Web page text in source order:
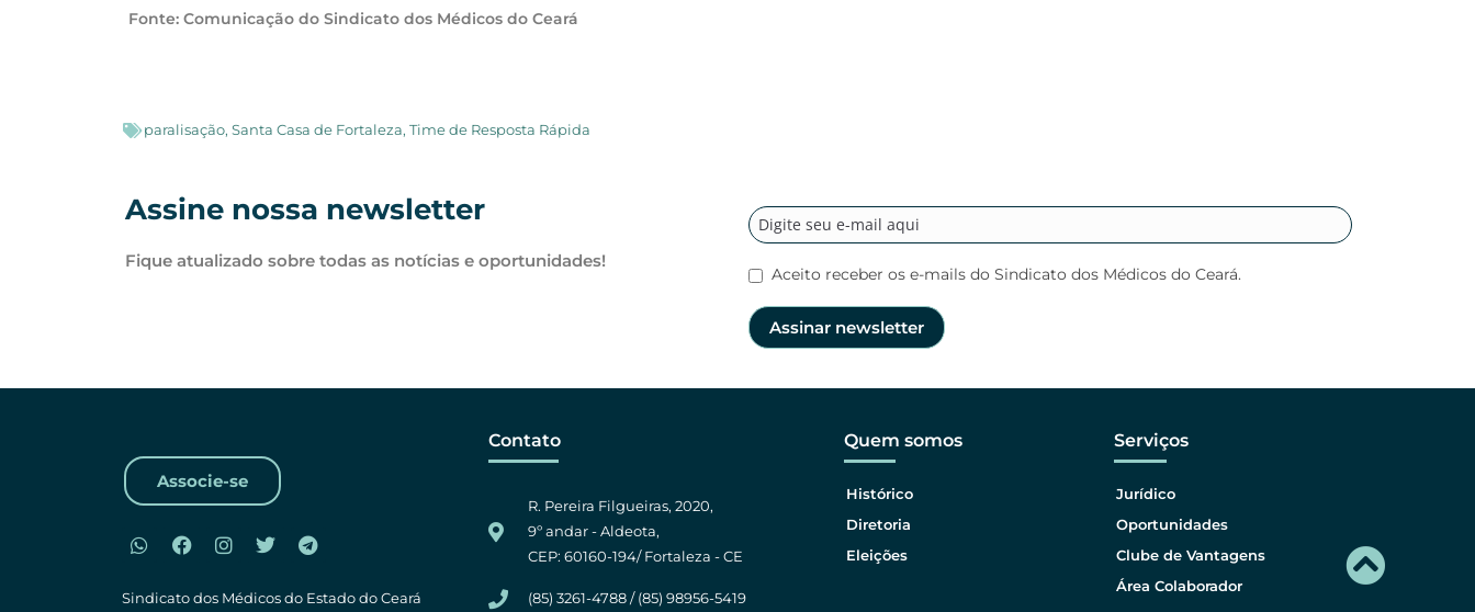
Fonte: Comunicação do Sindicato dos Médicos do Ceará
paralisação, Santa Casa de Fortaleza, Time de Resposta Rápida
Assine nossa newsletter
Fique atualizado sobre todas as notícias e oportunidades!
Aceito receber os e-mails do Sindicato dos Médicos do Ceará.
Associe-se
Sindicato dos Médicos do Estado do Ceará
Contato
R. Pereira Filgueiras, 2020,
9º andar - Aldeota,
CEP: 60160-194/ Fortaleza - CE
(85) 3261-4788 / (85) 98956-5419
Quem somos
Histórico
Diretoria
Eleições
Serviços
Jurídico
Oportunidades
Clube de Vantagens
Área Colaborador